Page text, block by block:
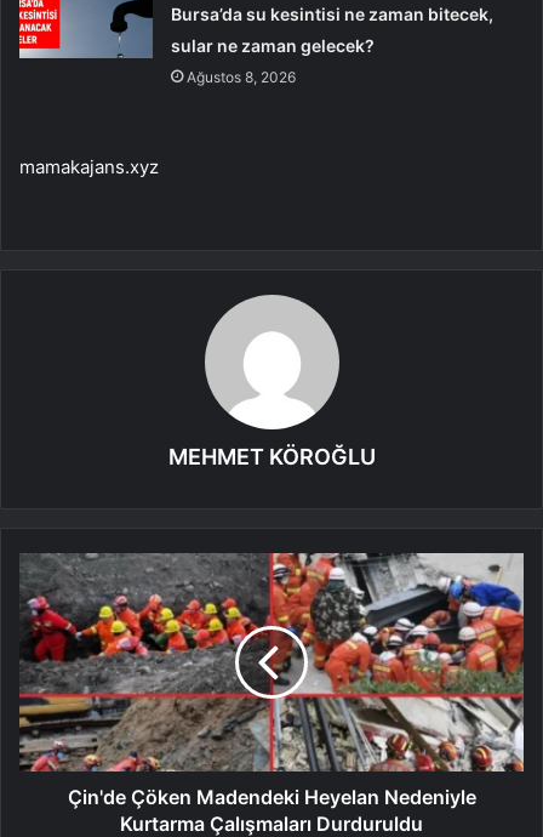
Bursa’da su kesintisi ne zaman bitecek,
sular ne zaman gelecek?
Ağustos 8, 2026
mamakajans.xyz
MEHMET KÖROĞLU
Çin'de Çöken Madendeki Heyelan Nedeniyle
Kurtarma Çalışmaları Durduruldu